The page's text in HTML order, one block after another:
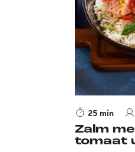
25 min
Zalm
tomaat